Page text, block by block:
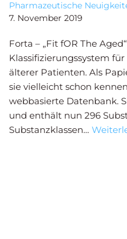
Pharmazeutische
7. November 2019
Forta – „Fit fOR The
Klassifizierungssystem
älterer Patienten. Als
sie vielleicht schon
webbasierte Datenbank.
und enthält nun 296
Substanzklassen…